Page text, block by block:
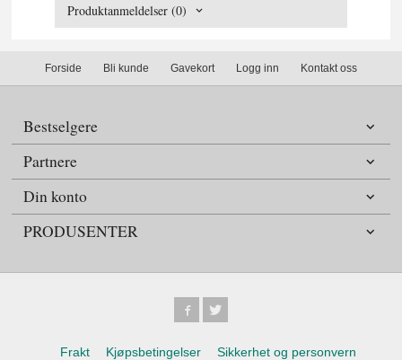
Produktanmeldelser (0)
Forside Bli kunde Gavekort Logg inn Kontakt oss
Bestselgere
Partnere
Din konto
PRODUSENTER
Frakt Kjøpsbetingelser Sikkerhet og personvern